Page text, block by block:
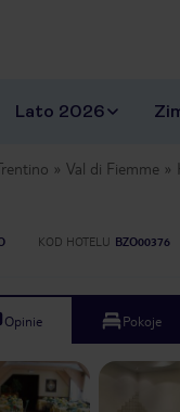
Lato 2026
Val di Fiemme
KOD HOTELU BZO00376
Opinie Pokoje